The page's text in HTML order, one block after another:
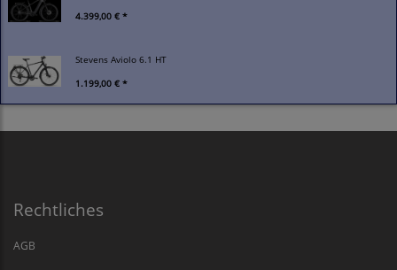
4.399,00 € *
Stevens Aviolo 6.1 HT
1.199,00 € *
Rechtliches
AGB